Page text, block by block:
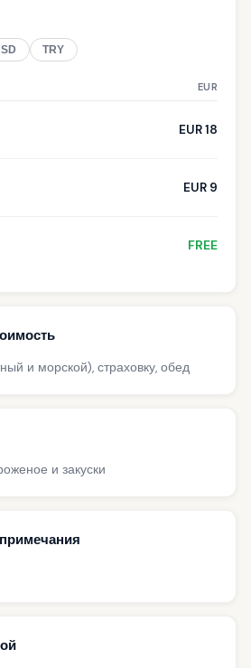
TRY
EUR
EUR 18
EUR 9
FREE
и морской), страховку, обед
и закуски